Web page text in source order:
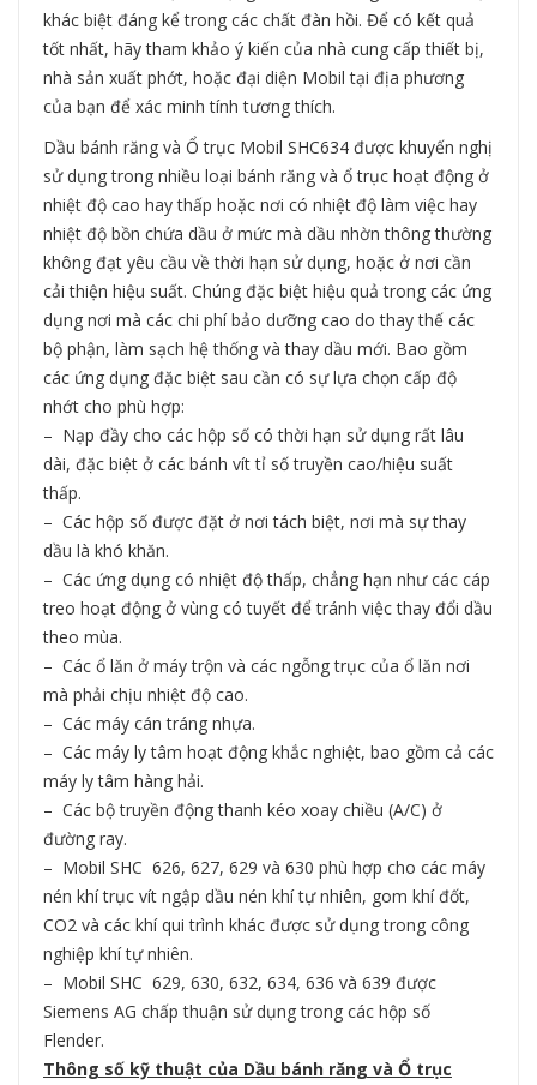
khác biệt đáng kể trong các chất đàn hồi. Để có kết quả
tốt nhất, hãy tham khảo ý kiến của nhà cung cấp thiết bị,
nhà sản xuất phớt, hoặc đại diện Mobil tại địa phương
của bạn để xác minh tính tương thích.
Dầu bánh răng và Ổ trục Mobil SHC634 được khuyến nghị
sử dụng trong nhiều loại bánh răng và ổ trục hoạt động ở
nhiệt độ cao hay thấp hoặc nơi có nhiệt độ làm việc hay
nhiệt độ bồn chứa dầu ở mức mà dầu nhờn thông thường
không đạt yêu cầu về thời hạn sử dụng, hoặc ở nơi cần
cải thiện hiệu suất. Chúng đặc biệt hiệu quả trong các ứng
dụng nơi mà các chi phí bảo dưỡng cao do thay thế các
bộ phận, làm sạch hệ thống và thay dầu mới. Bao gồm
các ứng dụng đặc biệt sau cần có sự lựa chọn cấp độ
nhớt cho phù hợp:
– Nạp đầy cho các hộp số có thời hạn sử dụng rất lâu
dài, đặc biệt ở các bánh vít tỉ số truyền cao/hiệu suất
thấp.
– Các hộp số được đặt ở nơi tách biệt, nơi mà sự thay
dầu là khó khăn.
– Các ứng dụng có nhiệt độ thấp, chẳng hạn như các cáp
treo hoạt động ở vùng có tuyết để tránh việc thay đổi dầu
theo mùa.
– Các ổ lăn ở máy trộn và các ngỗng trục của ổ lăn nơi
mà phải chịu nhiệt độ cao.
– Các máy cán tráng nhựa.
– Các máy ly tâm hoạt động khắc nghiệt, bao gồm cả các
máy ly tâm hàng hải.
– Các bộ truyền động thanh kéo xoay chiều (A/C) ở
đường ray.
– Mobil SHC 626, 627, 629 và 630 phù hợp cho các máy
nén khí trục vít ngập dầu nén khí tự nhiên, gom khí đốt,
CO2 và các khí qui trình khác được sử dụng trong công
nghiệp khí tự nhiên.
– Mobil SHC 629, 630, 632, 634, 636 và 639 được
Siemens AG chấp thuận sử dụng trong các hộp số
Flender.
Thông số kỹ thuật của Dầu bánh răng và Ổ trục